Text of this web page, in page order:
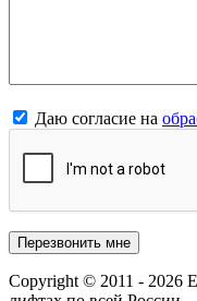
Даю согласие на
Copyright © 2011 - 2026